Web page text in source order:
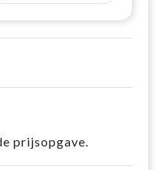
prijsopgave.